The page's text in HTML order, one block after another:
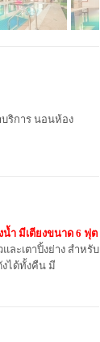
ริการ นอนห้อง
ำ มีเตียงขนาด 6 ฟุต
ละเตาปิ้งย่าง สำหรับ
งได้ทั้งคืน มี